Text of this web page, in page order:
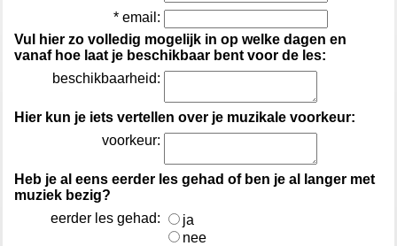
* email:
Vul hier zo volledig mogelijk in op welke dagen en
vanaf hoe laat je beschikbaar bent voor de les:
beschikbaarheid:
Hier kun je iets vertellen over je muzikale voorkeur:
voorkeur:
Heb je al eens eerder les gehad of ben je al langer met
muziek bezig?
eerder les gehad:
ja
nee